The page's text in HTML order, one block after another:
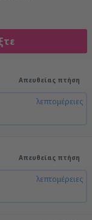
Απευθείας πτήση
λεπτομέρειες
Απευθείας πτήση
λεπτομέρειες